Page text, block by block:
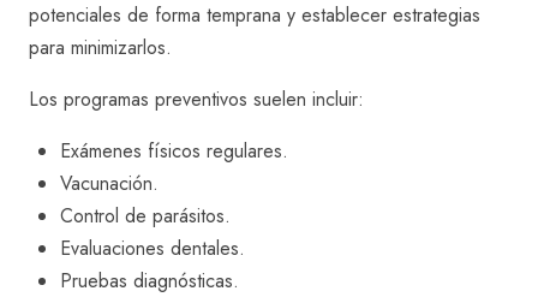
potenciales de forma temprana y establecer estrategias
para minimizarlos.
Los programas preventivos suelen incluir:
Exámenes físicos regulares.
Vacunación.
Control de parásitos.
Evaluaciones dentales.
Pruebas diagnósticas.